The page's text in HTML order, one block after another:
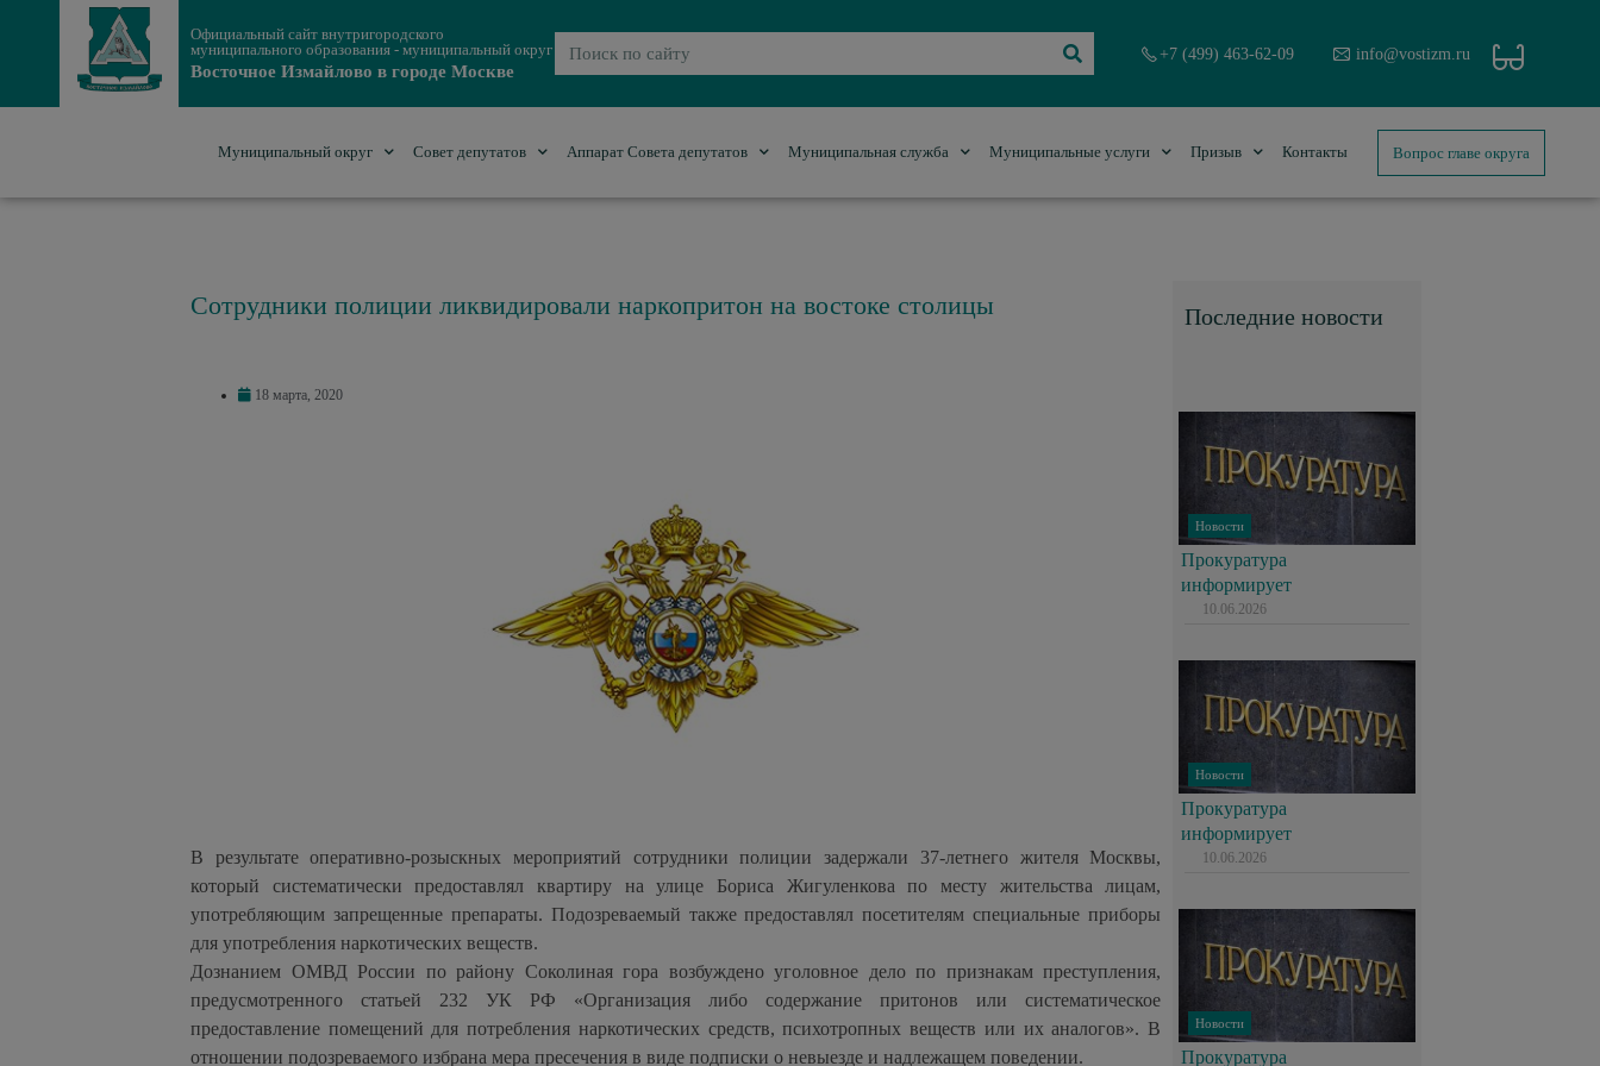
Официальный сайт внутригородского
муниципального образования - муниципальный округ
Восточное Измайлово в городе Москве
+7 (499) 463-62-09 info@vostizm.ru
Муниципальный округ Совет депутатов Аппарат Совета депутатов Муниципальная служба Муниципальные услуги Призыв Контакты Вопрос главе округа
Сотрудники полиции ликвидировали наркопритон на востоке столицы
18 марта, 2020
В результате оперативно-розыскных мероприятий сотрудники полиции задержали 37-летнего жителя Москвы,
который систематически предоставлял квартиру на улице Бориса Жигуленкова по месту жительства лицам,
употребляющим запрещенные препараты. Подозреваемый также предоставлял посетителям специальные приборы
для употребления наркотических веществ.
Дознанием ОМВД России по району Соколиная гора возбуждено уголовное дело по признакам преступления,
предусмотренного статьей 232 УК РФ «Организация либо содержание притонов или систематическое
предоставление помещений для потребления наркотических средств, психотропных веществ или их аналогов». В
отношении подозреваемого избрана мера пресечения в виде подписки о невыезде и надлежащем поведении.
Последние новости
Новости
Прокуратура
информирует
10.06.2026
Новости
Прокуратура
информирует
10.06.2026
Новости
Прокуратура